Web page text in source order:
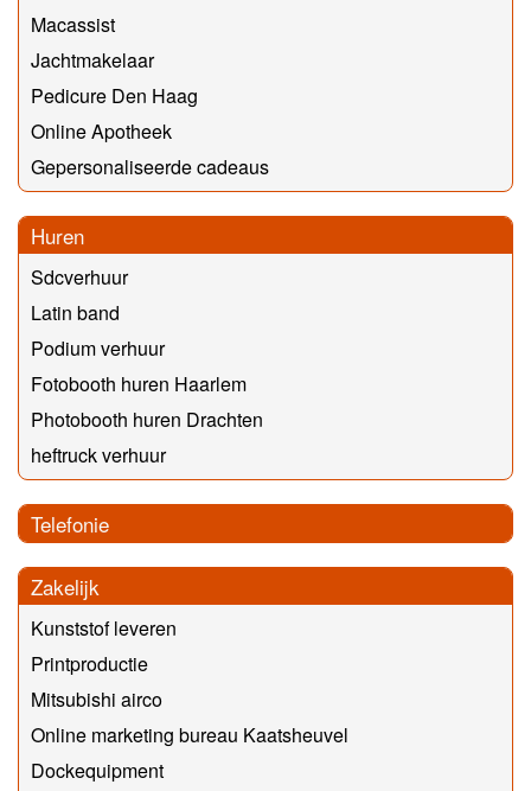
Macassist
Jachtmakelaar
Pedicure Den Haag
Online Apotheek
Gepersonaliseerde cadeaus
Huren
Sdcverhuur
Latin band
Podium verhuur
Fotobooth huren Haarlem
Photobooth huren Drachten
heftruck verhuur
Telefonie
Zakelijk
Kunststof leveren
Printproductie
Mitsubishi airco
Online marketing bureau Kaatsheuvel
Dockequipment